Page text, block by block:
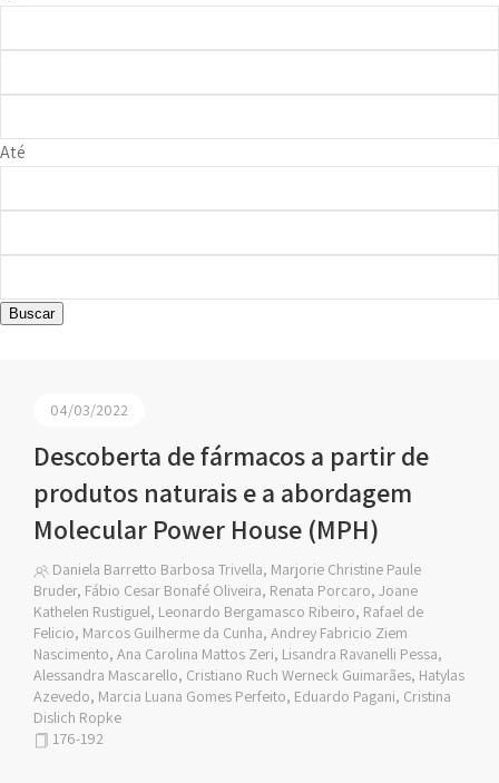
Até
Buscar
04/03/2022
Descoberta de fármacos a partir de
produtos naturais e a abordagem
Molecular Power House (MPH)
Daniela Barretto Barbosa Trivella, Marjorie Christine Paule
Bruder, Fábio Cesar Bonafé Oliveira, Renata Porcaro, Joane
Kathelen Rustiguel, Leonardo Bergamasco Ribeiro, Rafael de
Felicio, Marcos Guilherme da Cunha, Andrey Fabricio Ziem
Nascimento, Ana Carolina Mattos Zeri, Lisandra Ravanelli Pessa,
Alessandra Mascarello, Cristiano Ruch Werneck Guimarães, Hatylas
Azevedo, Marcia Luana Gomes Perfeito, Eduardo Pagani, Cristina
Dislich Ropke
176-192